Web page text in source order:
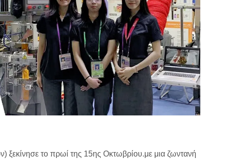
το πρωί της 15ης Οκτωβρίου.με μια ζωντανή